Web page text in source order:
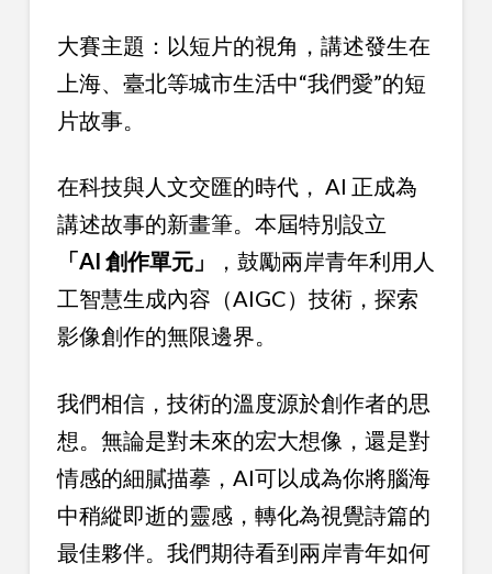
大賽主題：以短片的視角，講述發生在
上海、臺北等城市生活中“我們愛”的短
片故事。
在科技與人文交匯的時代， AI 正成為
講述故事的新畫筆。本屆特別設立
「AI 創作單元」
，鼓勵兩岸青年利用人
工智慧生成內容（AIGC）技術，探索
影像創作的無限邊界。
我們相信，技術的溫度源於創作者的思
想。無論是對未來的宏大想像，還是對
情感的細膩描摹，AI可以成為你將腦海
中稍縱即逝的靈感，轉化為視覺詩篇的
最佳夥伴。我們期待看到兩岸青年如何